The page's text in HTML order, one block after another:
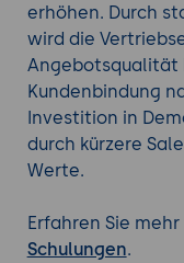
erhöhen. Durch
wird die
Angebotsqualität
Kundenbindung
Investition in
durch kürzere
Werte.
Erfahren Sie
Schulungen.